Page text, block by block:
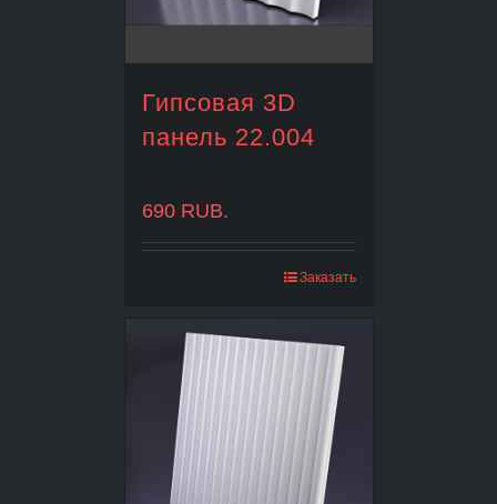
Гипсовая 3D
панель 22.004
690RUB.
Заказать